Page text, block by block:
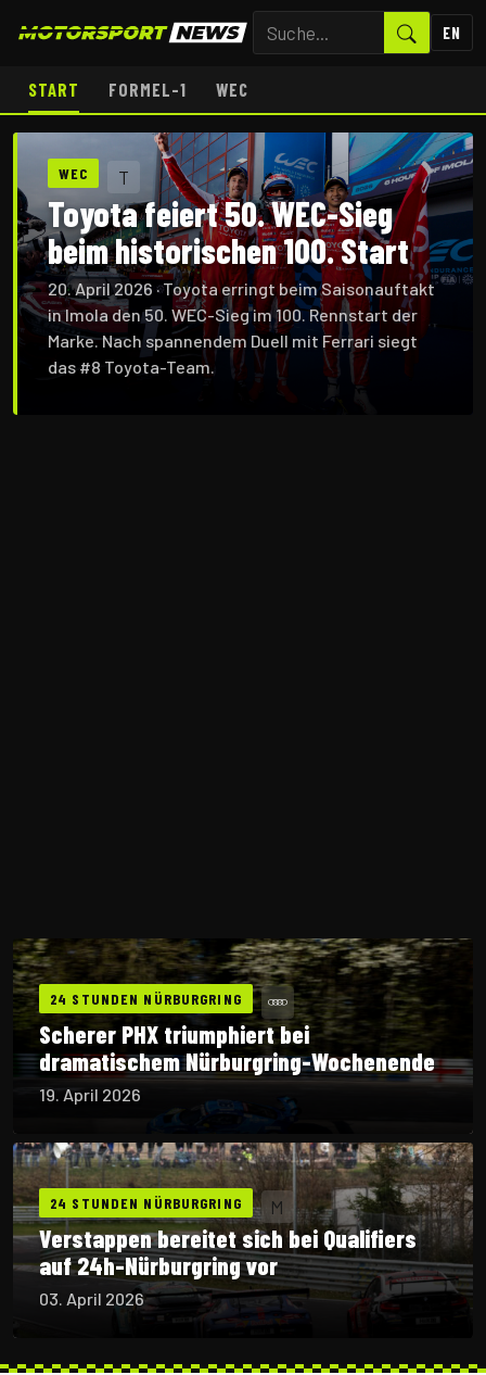
EN
START FORMEL-1 WEC
WEC T
Toyota feiert 50. WEC-Sieg
beim historischen 100. Start
20. April 2026 · Toyota erringt beim Saisonauftakt
in Imola den 50. WEC-Sieg im 100. Rennstart der
Marke. Nach spannendem Duell mit Ferrari siegt
das #8 Toyota-Team.
24 STUNDEN NÜRBURGRING
Scherer PHX triumphiert bei
dramatischem Nürburgring-Wochenende
19. April 2026
24 STUNDEN NÜRBURGRING M
Verstappen bereitet sich bei Qualifiers
auf 24h-Nürburgring vor
03. April 2026